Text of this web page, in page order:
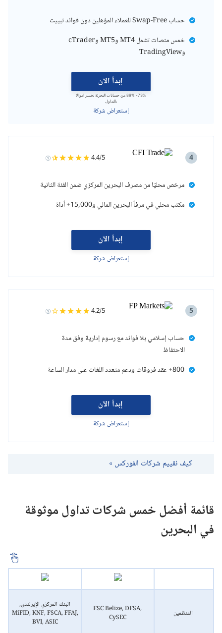
إبدأ الآن
73%- 89% من حسابات التجزئة تخسر اموالا
بالتداول
إستعراض شركة
حساب Swap-Free للعملاء المؤهلين دون فوائد تبييت
خمس منصات تشمل MT4 وMT5 وcTrader
وTradingView
إبدأ الآن
إستعراض شركة
4
4.4/5
مرخص محليًا من مصرف البحرين المركزي ضمن الفئة الثانية
مكتب محلي في مرفأ البحرين المالي و15,000+ أداة
إبدأ الآن
إستعراض شركة
5
4.2/5
حساب إسلامي بلا فوائد مع رسوم إدارية وفق مدة
الاحتفاظ
800+ عقد فروقات ودعم متعدد اللغات على مدار الساعة
كيف نقييم شركات الفوركس »
قائمة أفضل خمس شركات تداول موثوقة
في البحرين
المنظمين
FSC Belize, DFSA,
CySEC
البنك المركزي الإيرلندي,
MiFID, KNF, FSCA, FFAJ,
BVI, ASIC